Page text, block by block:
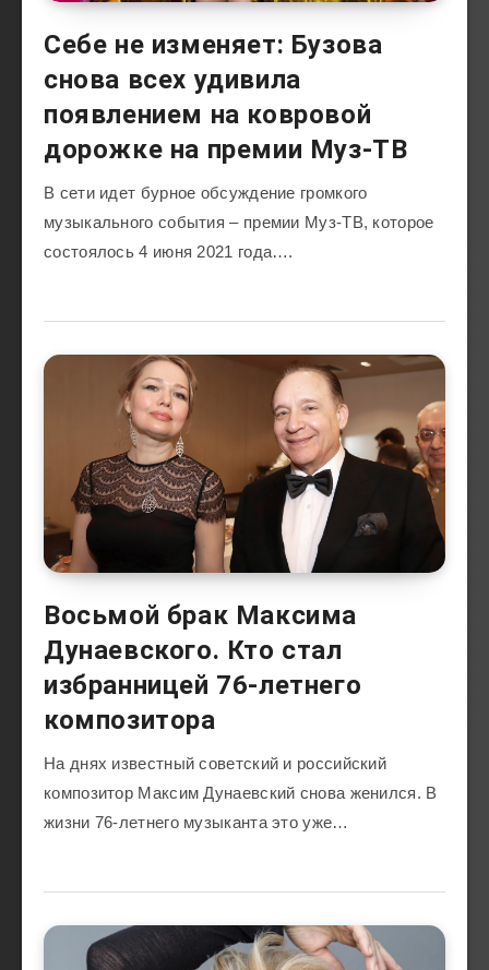
Себе не изменяет: Бузова
снова всех удивила
появлением на ковровой
дорожке на премии Муз-ТВ
В сети идет бурное обсуждение громкого
музыкального события – премии Муз-ТВ, которое
состоялось 4 июня 2021 года….
Восьмой брак Максима
Дунаевского. Кто стал
избранницей 76-летнего
композитора
На днях известный советский и российский
композитор Максим Дунаевский снова женился. В
жизни 76-летнего музыканта это уже…